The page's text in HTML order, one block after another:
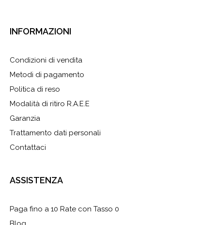
INFORMAZIONI
Condizioni di vendita
Metodi di pagamento
Politica di reso
Modalità di ritiro R.A.E.E
Garanzia
Trattamento dati personali
Contattaci
ASSISTENZA
Paga fino a 10 Rate con Tasso 0